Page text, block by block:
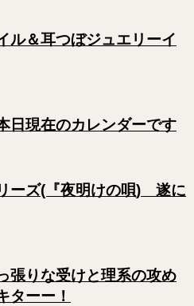
ル＆耳つぼジュエリーイ
日現在のカレンダーです
ーズ(『夜明けの唄) 遂に
張りな受けと理系の攻め
ターー！